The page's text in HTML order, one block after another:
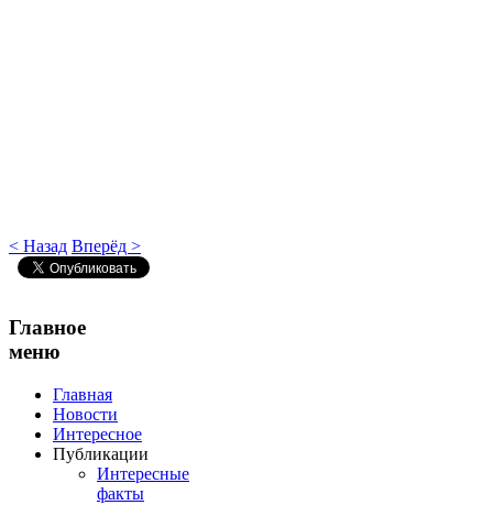
< Назад Вперёд >
Главное
меню
Главная
Новости
Интересное
Публикации
Интересные
факты